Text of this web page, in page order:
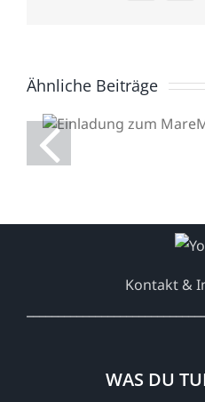
Ähnliche Beiträge
MareMundi
Kontakt &
WAS DU